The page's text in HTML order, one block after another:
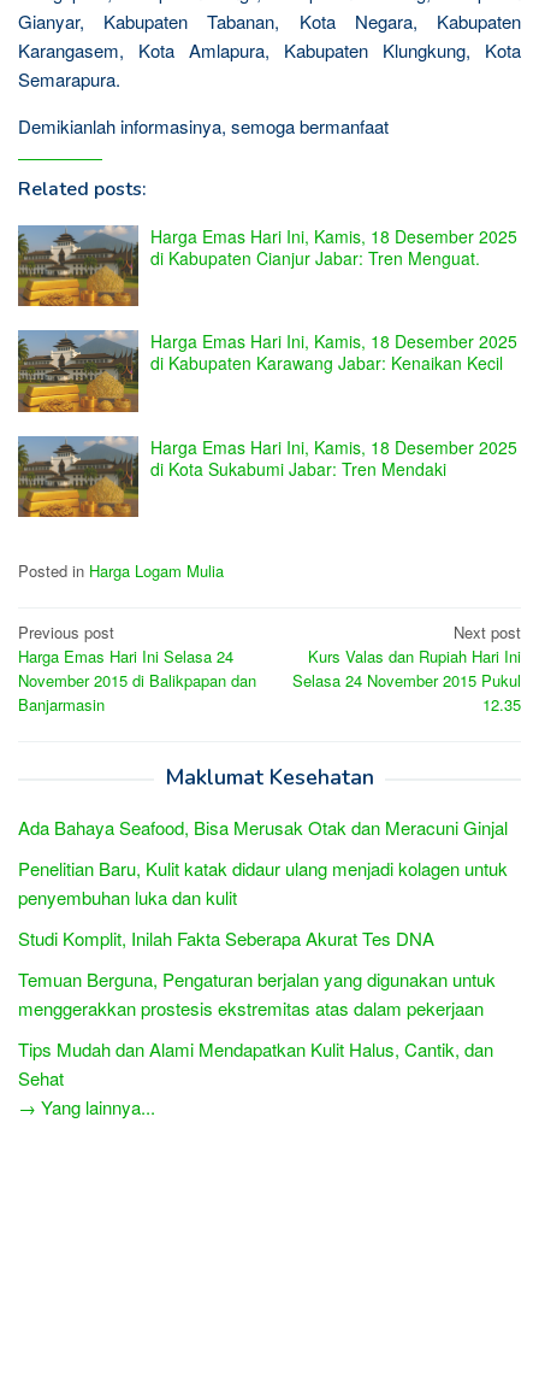
Gianyar, Kabupaten Tabanan, Kota Negara, Kabupaten
Karangasem, Kota Amlapura, Kabupaten Klungkung, Kota
Semarapura.
Demikianlah informasinya, semoga bermanfaat
Related posts:
Harga Emas Hari Ini, Kamis, 18 Desember 2025
di Kabupaten Cianjur Jabar: Tren Menguat.
Harga Emas Hari Ini, Kamis, 18 Desember 2025
di Kabupaten Karawang Jabar: Kenaikan Kecil
Harga Emas Hari Ini, Kamis, 18 Desember 2025
di Kota Sukabumi Jabar: Tren Mendaki
Posted in Harga Logam Mulia
Post
navigation
Previous post
Harga Emas Hari Ini Selasa 24
November 2015 di Balikpapan dan
Banjarmasin
Next post
Kurs Valas dan Rupiah Hari Ini
Selasa 24 November 2015 Pukul
12.35
Maklumat Kesehatan
Ada Bahaya Seafood, Bisa Merusak Otak dan Meracuni Ginjal
Penelitian Baru, Kulit katak didaur ulang menjadi kolagen untuk
penyembuhan luka dan kulit
Studi Komplit, Inilah Fakta Seberapa Akurat Tes DNA
Temuan Berguna, Pengaturan berjalan yang digunakan untuk
menggerakkan prostesis ekstremitas atas dalam pekerjaan
Tips Mudah dan Alami Mendapatkan Kulit Halus, Cantik, dan
Sehat
→ Yang lainnya...